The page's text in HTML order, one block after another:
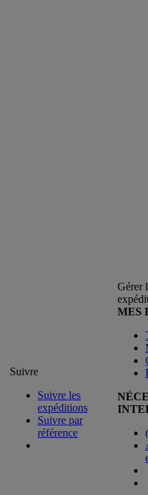
Suivre
Suivre les
expéditions
Suivre par
référence
Gérer
MES
(